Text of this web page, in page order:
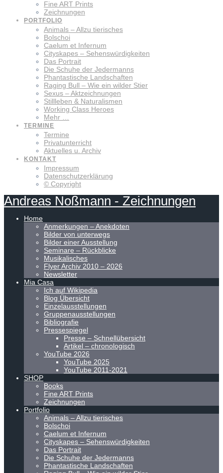
Fine ART Prints
Zeichnungen
PORTFOLIO
Animals – Allzu tierisches
Bolschoi
Caelum et Infernum
Cityskapes – Sehenswürdigkeiten
Das Portrait
Die Schuhe der Jedermanns
Phantastische Landschaften
Raging Bull – Wie ein wilder Stier
Sexus – Aktzeichnungen
Stillleben & Naturalismen
Working Class Heroes
Mehr …
TERMINE
Termine
Privatunterricht
Aktuelles u. Archiv
KONTAKT
Impressum
Datenschutzerklärung
© Copyright
Andreas Noßmann - Zeichnungen
Home
Anmerkungen – Anekdoten
Bilder von unterwegs
Bilder einer Ausstellung
Seminare – Rückblicke
Musikalisches
Flyer Archiv 2010 – 2026
Newsletter
Mia Casa
Ich auf Wikipedia
Blog Übersicht
Einzelausstellungen
Gruppenausstellungen
Bibliografie
Pressespiegel
Presse – Schnellübersicht
Artikel – chronologisch
YouTube 2026
YouTube 2025
YouTube 2011-2021
SHOP
Books
Fine ART Prints
Zeichnungen
Portfolio
Animals – Allzu tierisches
Bolschoi
Caelum et Infernum
Cityskapes – Sehenswürdigkeiten
Das Portrait
Die Schuhe der Jedermanns
Phantastische Landschaften